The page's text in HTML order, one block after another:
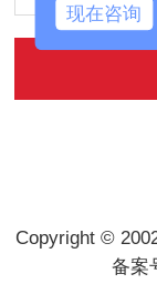
Copyright ©
备案
现在咨询